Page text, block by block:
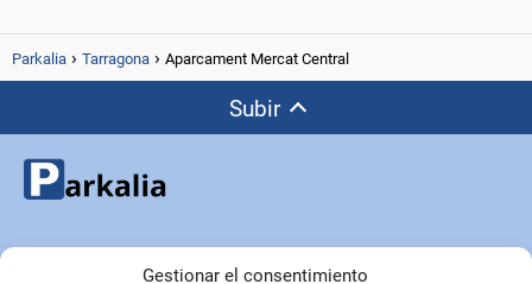
Gestionar el consentimiento
Parkalia Tarragona Aparcament Mercat Central
Subir
Copyright © Parkalia.es